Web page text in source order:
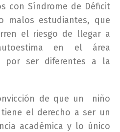
con Síndrome de Déficit
malos estudiantes, que
el riesgo de llegar a
en el área
por ser diferentes a la
de que un niño
el derecho a ser un
académica y lo único